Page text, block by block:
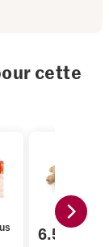
cette
6.50